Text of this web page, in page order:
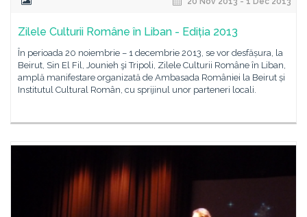
Zilele Culturii Române în Liban - Ediția 2013
În perioada 20 noiembrie – 1 decembrie 2013, se vor desfășura, la
Beirut, Sin El Fil, Jounieh şi Tripoli, Zilele Culturii Române în Liban,
amplă manifestare organizată de Ambasada României la Beirut și
Institutul Cultural Român, cu sprijinul unor parteneri locali.